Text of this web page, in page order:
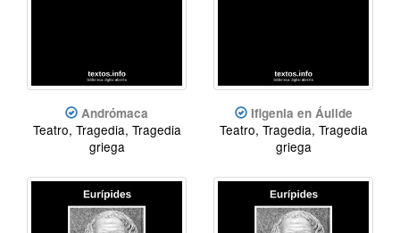
Andrómaca
Teatro, Tragedia, Tragedia
griega
Ifigenia en Áulide
Teatro, Tragedia, Tragedia
griega